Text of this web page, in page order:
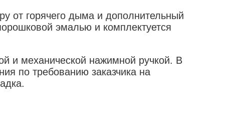
от горячего дыма и дополнительный
эмалью и комплектуется
и механической нажимной ручкой. В
по требованию заказчика на